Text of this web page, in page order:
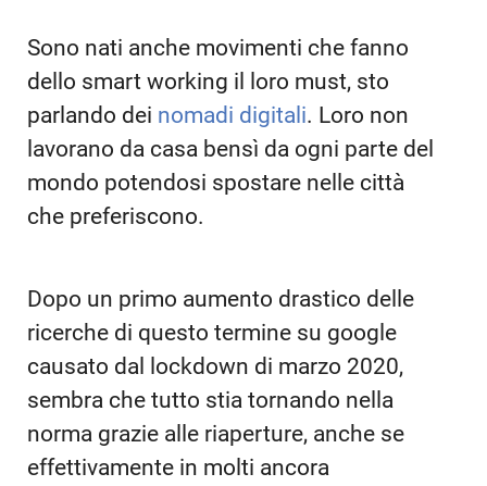
Sono nati anche movimenti che fanno
dello smart working il loro must, sto
parlando dei nomadi digitali. Loro non
lavorano da casa bensì da ogni parte del
mondo potendosi spostare nelle città
che preferiscono.
Dopo un primo aumento drastico delle
ricerche di questo termine su google
causato dal lockdown di marzo 2020,
sembra che tutto stia tornando nella
norma grazie alle riaperture, anche se
effettivamente in molti ancora